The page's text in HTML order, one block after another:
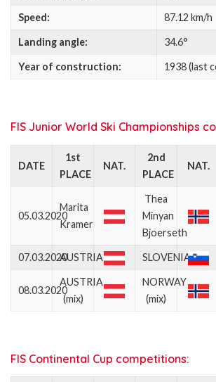
Speed: 87.12 km/h
Landing angle: 34.6°
Year of construction: 1938 (last
FIS Junior World Ski Championships
DATE
1st
PLACE
NAT.
2nd
PLACE
NAT.
05.03.2020
Marita
Kramer
Thea
Minyan
Bjoerseth
07.03.2020AUSTRIA SLOVENIA
08.03.2020
AUSTRIA
(mix)
NORWAY
(mix)
FIS Continental Cup competitions: